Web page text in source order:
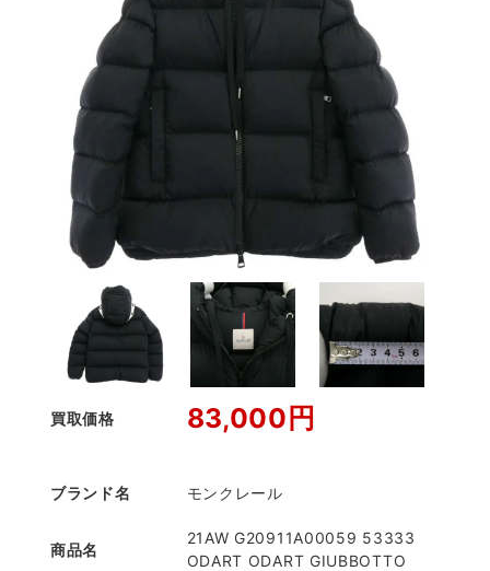
買取価格 83,000円
ブランド名 モンクレール
商品名
21AW G20911A00059 53333
ODART ODART GIUBBOTTO